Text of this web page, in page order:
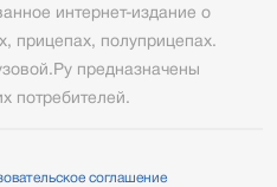
интернет-издание о
прицепах, полуприцепах.
предназначены
потребителей.
соглашение